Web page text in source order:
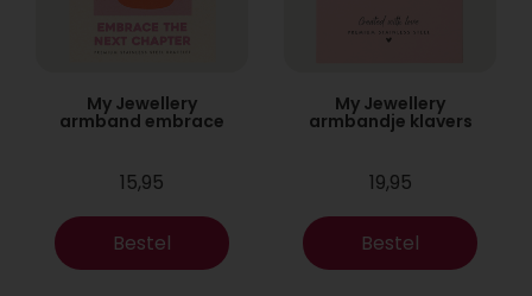
My Jewellery
armband embrace
15,95
Bestel
My Jewellery
armbandje klavers
19,95
Bestel